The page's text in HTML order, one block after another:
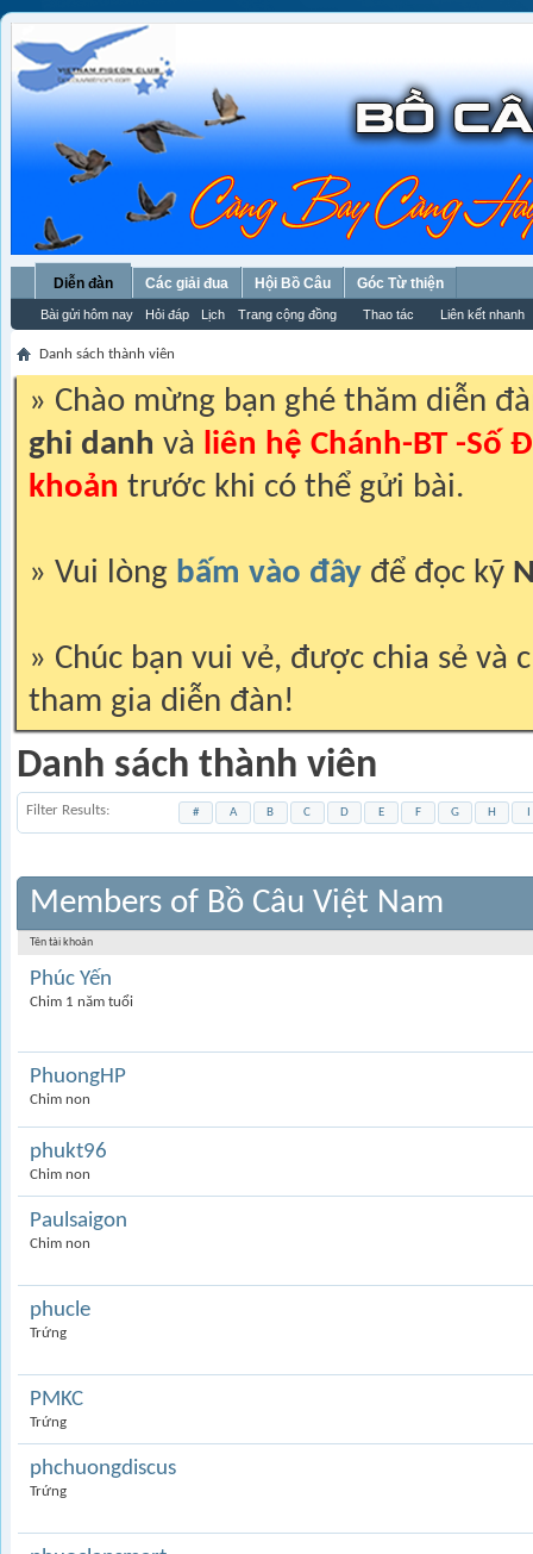
Diễn đàn
Bài gửi hôm nay Hỏi đáp Lịch Trang cộng đồng Thao tác Liên kết nhanh
Các giải đua Hội Bồ Câu Góc Từ thiện
Danh sách thành viên
» Chào mừng bạn ghé thăm diễn
ghi danh và liên hệ Chánh-BT -Số
khoản trước khi có thể gửi bài.
» Vui lòng bấm vào đây để đọc kỹ
» Chúc bạn vui vẻ, được chia sẻ và
tham gia diễn đàn!
Danh sách thành viên
Filter Results # A B C D E F G H
Members of Bồ Câu Việt Nam
Tên tài khoản
Phúc Yến
Chim 1 năm tuổi
PhuongHP
Chim non
phukt96
Chim non
Paulsaigon
Chim non
phucle
Trứng
PMKC
Trứng
phchuongdiscus
Trứng